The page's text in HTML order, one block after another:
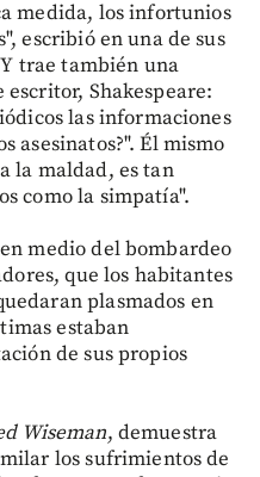
medida, los infortunios
escribió en una de sus
trae también una
Shakespeare:
las informaciones
asesinatos?". Él mismo
la maldad, es tan
como la simpatía".
medio del bombardeo
que los habitantes
plasmados en
estaban
de sus propios
Wiseman, demuestra
los sufrimientos de